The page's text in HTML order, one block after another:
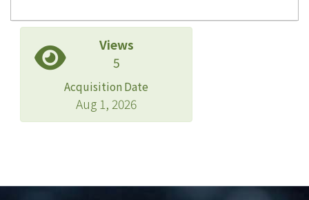
Views
5
Acquisition Date
Aug 1, 2026